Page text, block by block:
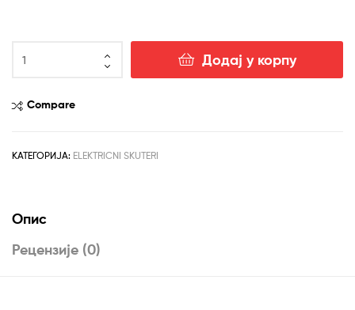
(sa
motorom)
Додај у корпу
Compare
КАТЕГОРИЈА: ELEKTRICNI SKUTERI
Опис
Рецензије (0)